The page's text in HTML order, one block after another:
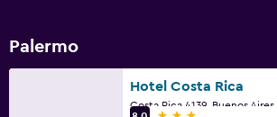
Palermo
Hotel Costa Rica